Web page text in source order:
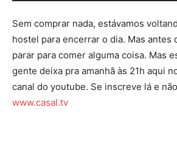
Sem comprar nada, estávamos
hostel para encerrar o dia. Mas antes
parar para comer alguma coisa. Mas
gente deixa pra amanhã às 21h aqui
canal do youtube. Se inscreve lá e
www.casal.tv